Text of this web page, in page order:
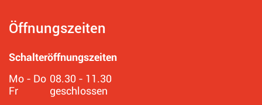
Öffnungszeiten
Schalteröffnungszeiten
Mo - Do 08.30 - 11.30
Fr
geschlossen